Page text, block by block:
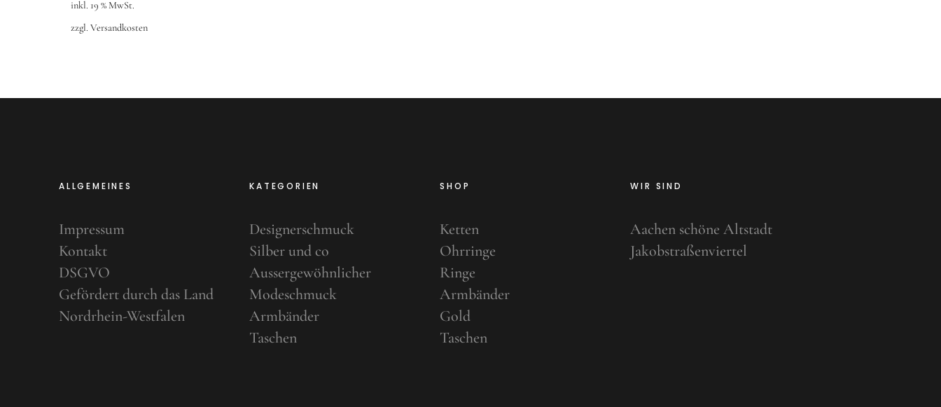
inkl. 19 % MwSt.
zzgl. Versandkosten
ALLGEMEINES
Impressum
Kontakt
DSGVO
Gefördert durch das Land
Nordrhein-Westfalen
KATEGORIEN
Designerschmuck
Silber und co
Aussergewöhnlicher
Modeschmuck
Armbänder
Taschen
SHOP
Ketten
Ohrringe
Ringe
Armbänder
Gold
Taschen
WIR SIND
Aachen schöne Altstadt
Jakobstraßenviertel